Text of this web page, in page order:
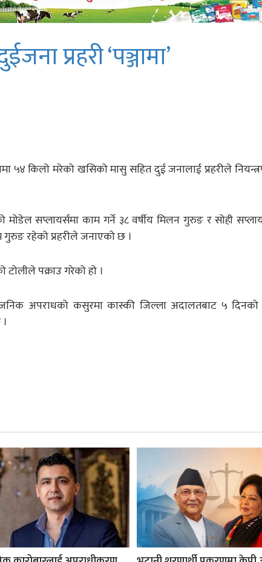
प्रहरी ‘पञ्जामा’
५४ किलो मरेको खसिको मासु सहित दुई जनालाई प्रहरीले
मोडेल सप्लायर्समा काम गर्ने ३८ वर्षीय मिलन गुरुङ र सोही
गुरुङ रहेको प्रहरीले जनाएको छ ।
टोलीले पक्राउ गरेको हो ।
अपराधको कसुरमा कास्की जिल्ला अदालतबाट ५ दिनको